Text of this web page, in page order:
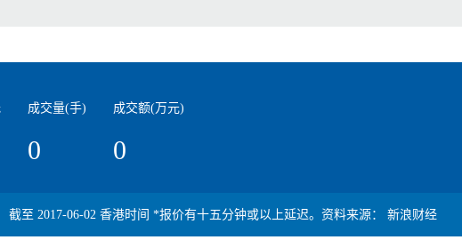
成交量(手)
0
成交额(万元)
0
截至 2017-06-02 香港时间 *报价有十五分钟或以上延迟。资料来源： 新浪财经